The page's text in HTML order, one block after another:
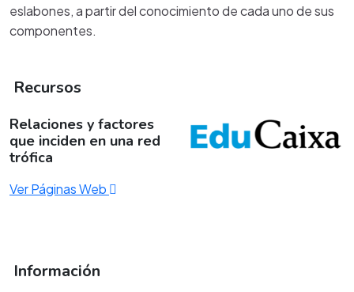
eslabones, a partir del conocimiento de cada uno de sus
componentes.
Recursos
Relaciones y factores
que inciden en una red
trófica
Ver Páginas Web
Información